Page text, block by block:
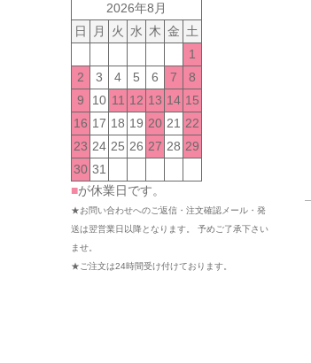
2026年8月
日
月 火 水 木 金 土
1
2
3 4 5 6 7
8
9
10 11 12 13 14 15
16 17 18 19 20 21 22
23 24 25 26 27 28 29
30 31
■が休業日です。
★お問い合わせへのご返信・注文確認メール・発
送は翌営業日以降となります。 予めご了承下さい
ませ。
★ご注文は24時間受け付けております。